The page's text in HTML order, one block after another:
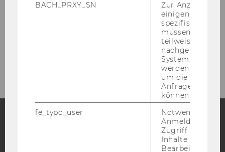
Blog
BACH_PRXY_SN
Zur Anzeige von
einigen WU-
spezifischen
müssen
teilweise von
nachgelagerten
System
werden.
um die Antwort
Anfrage
können.
fe_typo_user
Notwendig für
Anmeldung und
Zugriff auf
Inhalte oder zur
Bearbeitung des